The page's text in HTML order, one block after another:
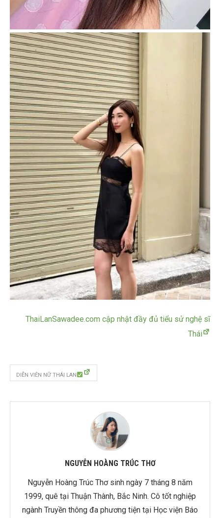
ThaiLanSawadee.com cập nhật đầy đủ tiểu sử nghệ sĩ
Thái
DIỄN VIÊN NỮ THÁI LAN
NGUYỄN HOÀNG TRÚC THƠ
Nguyễn Hoàng Trúc Thơ sinh ngày 7 tháng 8 năm
1999, quê tại Thuận Thành, Bắc Ninh. Cô tốt nghiệp
ngành Truyền thông đa phương tiện tại Học viện Báo